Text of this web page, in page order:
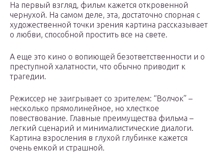
На первый взгляд, фильм кажется откровенной
чернухой. На самом деле, эта, достаточно спорная с
художественной точки зрения картина рассказывает
о любви, способной простить все на свете.
А еще это кино о вопиющей безответственности и о
преступной халатности, что обычно приводит к
трагедии.
Режиссер не заигрывает со зрителем: “Волчок” –
несколько прямолинейное, но хлесткое
повествование. Главные преимущества фильма –
легкий сценарий и минималистические диалоги.
Картина взросления в глухой глубинке кажется
очень емкой и страшной.